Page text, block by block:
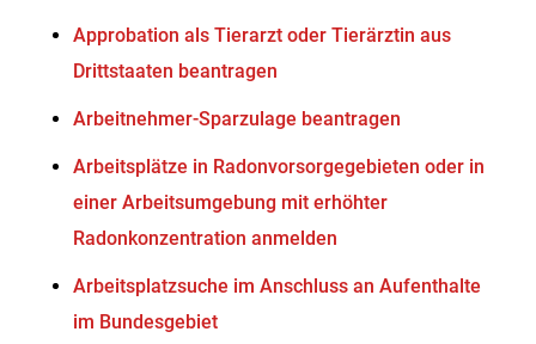
Approbation als Tierarzt oder Tierärztin aus
Drittstaaten beantragen
Arbeitnehmer-Sparzulage beantragen
Arbeitsplätze in Radonvorsorgegebieten oder in
einer Arbeitsumgebung mit erhöhter
Radonkonzentration anmelden
Arbeitsplatzsuche im Anschluss an Aufenthalte
im Bundesgebiet